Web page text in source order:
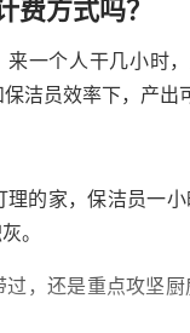
费方式吗？
一个人干几小时
洁员效率下，产出
理的家，保洁员一
。
过，还是重点攻坚